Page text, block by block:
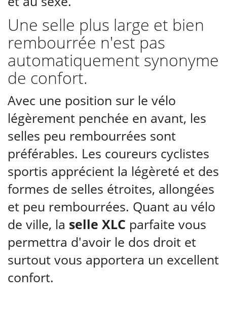
Une selle plus large et bien
rembourrée n'est pas
automatiquement synonyme
de confort.
Avec une position sur le vélo
légèrement penchée en avant, les
selles peu rembourrées sont
préférables. Les coureurs cyclistes
sportis apprécient la légèreté et des
formes de selles étroites, allongées
et peu rembourrées. Quant au vélo
de ville, la selle XLC parfaite vous
permettra d'avoir le dos droit et
surtout vous apportera un excellent
confort.